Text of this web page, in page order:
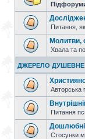
Питання,
Молитви,
Хвала та
ДЖЕРЕЛО ДУШЕВНЕ
Авторська
Питання
Дошлюбні
Стосунки